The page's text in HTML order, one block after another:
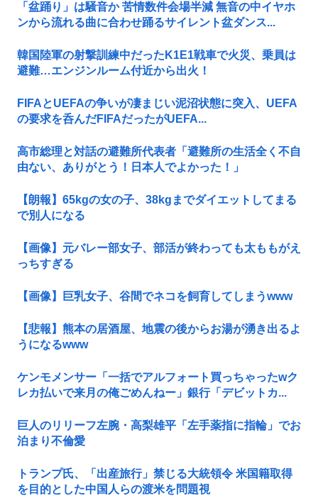
「盆踊り」は騒音か 苦情数件会場半減 無音の中イヤホ
ンから流れる曲に合わせ踊るサイレント盆ダンス...
韓国陸軍の射撃訓練中だったK1E1戦車で火災、乗員は
避難…エンジンルーム付近から出火！
FIFAとUEFAの争いが凄まじい泥沼状態に突入、UEFA
の要求を呑んだFIFAだったがUEFA...
高市総理と対話の避難所代表者「避難所の生活全く不自
由ない、ありがとう！日本人でよかった！」
【朗報】65kgの女の子、38kgまでダイエットしてまる
で別人になる
【画像】元バレー部女子、部活が終わっても太ももがえ
っちすぎる
【画像】巨乳女子、谷間でネコを飼育してしまうwww
【悲報】熊本の居酒屋、地震の後からお湯が湧き出るよ
うになるwww
ケンモメンサー「一括でアルフォート買っちゃったwク
レカ払いで来月の俺ごめんねー」銀行「デビットカ...
巨人のリリーフ左腕・高梨雄平「左手薬指に指輪」でお
泊まり不倫愛
トランプ氏、「出産旅行」禁じる大統領令 米国籍取得
を目的とした中国人らの渡米を問題視